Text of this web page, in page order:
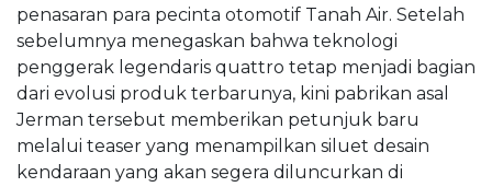
penasaran para pecinta otomotif Tanah Air. Setelah
sebelumnya menegaskan bahwa teknologi
penggerak legendaris quattro tetap menjadi bagian
dari evolusi produk terbarunya, kini pabrikan asal
Jerman tersebut memberikan petunjuk baru
melalui teaser yang menampilkan siluet desain
kendaraan yang akan segera diluncurkan di